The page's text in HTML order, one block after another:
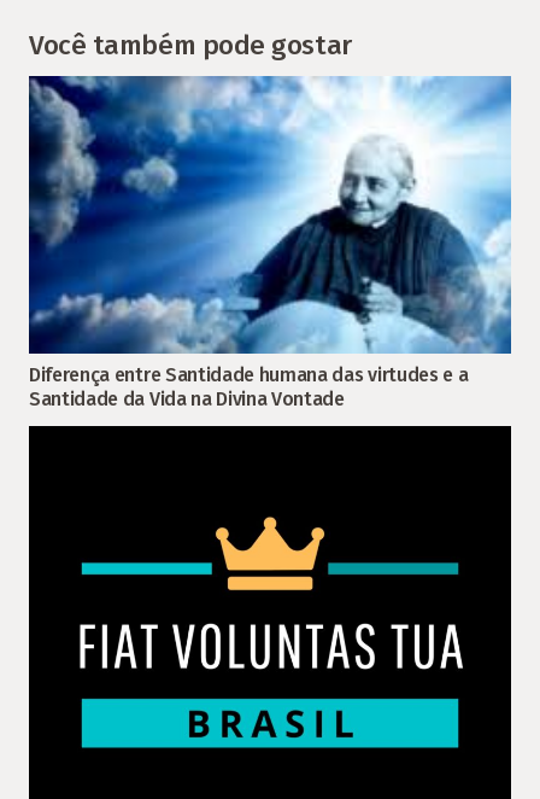
Você também pode gostar
Diferença entre Santidade humana das virtudes e a
Santidade da Vida na Divina Vontade